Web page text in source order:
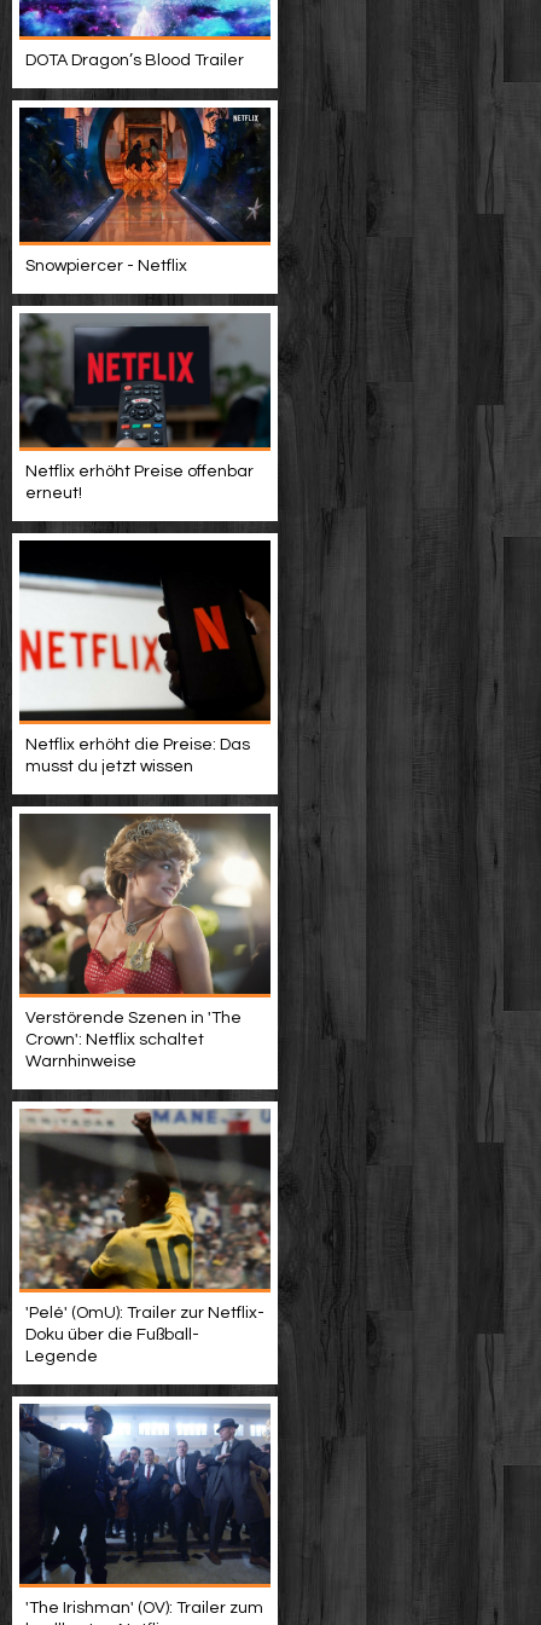
DOTA Dragon’s Blood Trailer
Snowpiercer - Netflix
Netflix erhöht Preise offenbar
erneut!
Netflix erhöht die Preise: Das
musst du jetzt wissen
Verstörende Szenen in 'The
Crown': Netflix schaltet
Warnhinweise
'Pelé' (OmU): Trailer zur Netflix-
Doku über die Fußball-
Legende
'The Irishman' (OV): Trailer zum